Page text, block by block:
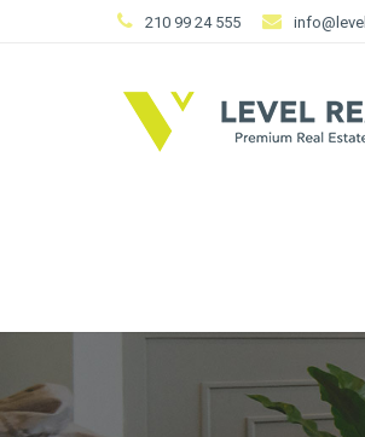
210 99 24 555